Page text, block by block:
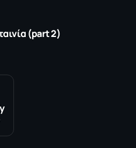
(part 2)